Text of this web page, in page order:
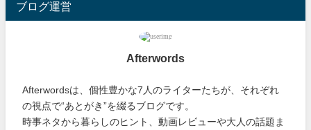
ブログ運営
Afterwords
Afterwordsは、個性豊かな7人のライターたちが、それぞれ
の視点で“あとがき”を綴るブログです。
時事ネタから暮らしのヒント、動画レビューや大人の話題ま